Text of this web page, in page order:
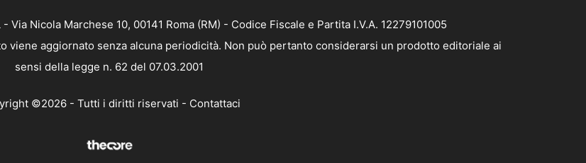
Nicola Marchese 10, 00141 Roma (RM) - Codice Fiscale e Partita I.V.A. 12279101005
viene aggiornato senza alcuna periodicità. Non può pertanto considerarsi un prodotto editoriale ai
sensi della legge n. 62 del 07.03.2001
©2026 - Tutti i diritti riservati - Contattaci